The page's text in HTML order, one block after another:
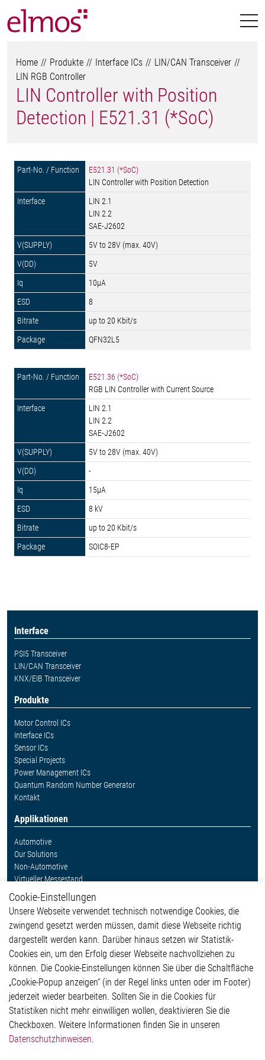
Home Produkte Interface ICs
LIN/CAN Transceiver
LIN RGB Controller
LIN Controller with Position
Detection | E521.31 (*SoC)
E521.31 (*SoC)
LIN Controller with Position Detection
LIN 2.1
LIN 2.2
SAE-J2602
5V to 28V (max. 40V)
5V
10µA
8
up to 20 Kbit/s
QFN32L5
E521.36 (*SoC)
RGB LIN Controller with Current Source
LIN 2.1
LIN 2.2
SAE-J2602
5V to 28V (max. 40V)
-
15µA
8 kV
up to 20 Kbit/s
SOIC8-EP
Interface
PSI5 Transceiver
LIN/CAN Transceiver
KNX/EIB Transceiver
Produkte
Motor Control ICs
Interface ICs
Sensor ICs
Special Projects
Power Management ICs
Quantum Random Number Generator
Kontakt
Applikationen
Automotive
Our Solutions
Non-Automotive
Virtueller Messestand
Weitere Links
Glossar
Kontakt
Hinweisgeberschutzsystem
Impressum
Datenschutzerklärung
Cookie-Popup anzeigen
Cookie-Einstellungen
Unsere Webseite verwendet technisch notwendige Cookies, die
zwingend gesetzt werden müssen, damit diese Webseite richtig
dargestellt werden kann. Darüber hinaus setzen wir Statistik-
Cookies ein, um den Erfolg dieser Webseite nachvollziehen zu
können. Die Cookie-Einstellungen können Sie über die Schaltfläche
„Cookie-Popup anzeigen“ (in der Regel links unten oder im Footer)
jederzeit wieder bearbeiten. Sollten Sie in die Cookies für
Statistiken nicht mehr einwilligen wollen, deaktivieren Sie die
Checkboxen. Weitere Informationen finden Sie in unseren
Datenschutzhinweisen.